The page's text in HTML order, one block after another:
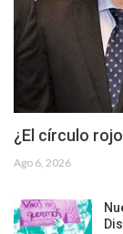
¿El círculo
Ago 6, 2026